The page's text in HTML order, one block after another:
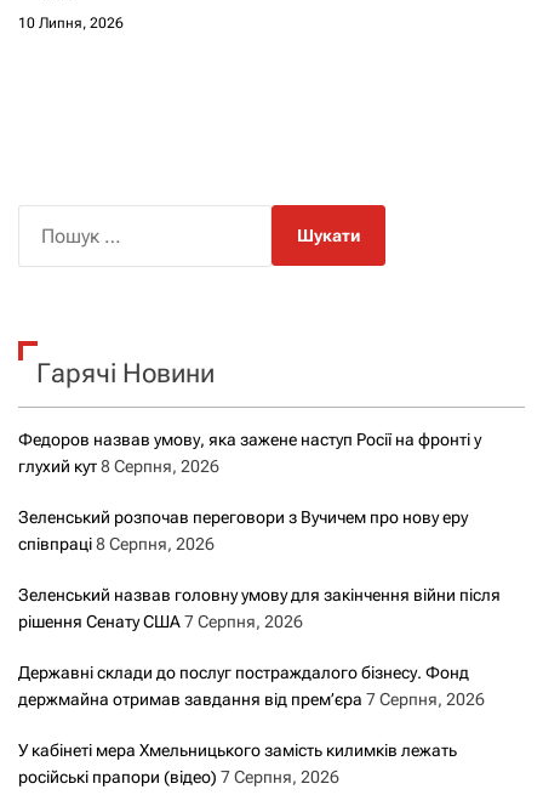
10 Липня, 2026
к
Гарячі Новини
Федоров назвав умову, яка зажене наступ Росії на фронті у
глухий кут8 Серпня, 2026
Зеленський розпочав переговори з Вучичем про нову еру
співпраці8 Серпня, 2026
Зеленський назвав головну умову для закінчення війни після
рішення Сенату США7 Серпня, 2026
Державні склади до послуг постраждалого бізнесу. Фонд
держмайна отримав завдання від прем’єра 7 Серпня, 2026
У кабінеті мера Хмельницького замість килимків лежать
російські прапори (відео) 7 Серпня, 2026